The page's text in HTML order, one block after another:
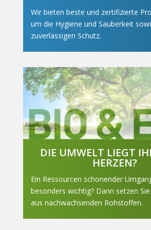
Wir bieten beste und zertifizierte
um die Hygiene und Sauberkeit
zuverlässigen Schutz.
DIE UMWELT LIEGT
HERZEN?
Ein Ressourcen schonender
besonders wichtig? Dann setzen
aus nachwachsenden Rohstoffen.